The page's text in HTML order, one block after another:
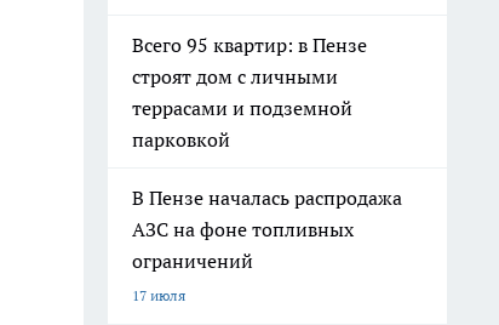
Всего 95 квартир: в Пензе
строят дом с личными
террасами и подземной
парковкой
В Пензе началась распродажа
АЗС на фоне топливных
ограничений
17 июля